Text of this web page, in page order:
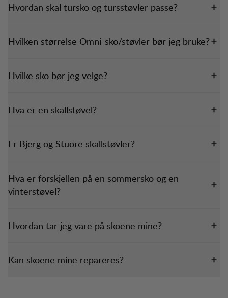
Hvordan skal tursko og tursstøvler passe?
Hvilken størrelse Omni-sko/støvler bør jeg bruke?
Hvilke sko bør jeg velge?
Hva er en skallstøvel?
Er Bjerg og Stuore skallstøvler?
Hva er forskjellen på en sommersko og en
vinterstøvel?
Hvordan tar jeg vare på skoene mine?
Kan skoene mine repareres?